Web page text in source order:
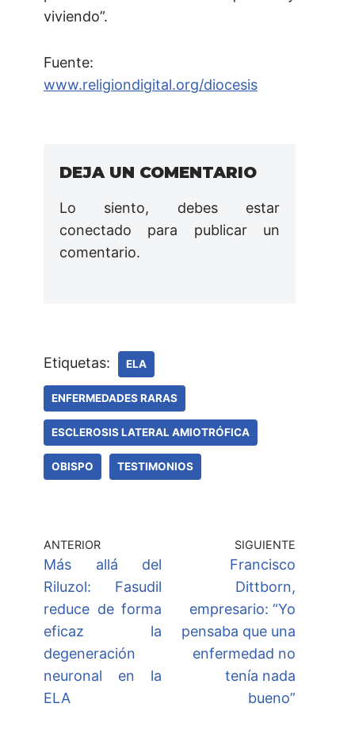
viviendo”.
Fuente:
www.religiondigital.org/diocesis
DEJA UN COMENTARIO
Lo siento, debes estar
conectado para publicar un
comentario.
Etiquetas: ELA
ENFERMEDADES RARAS
ESCLEROSIS LATERAL AMIOTRÓFICA
OBISPO TESTIMONIOS
ANTERIOR
Más allá del
Riluzol: Fasudil
reduce de forma
eficaz la
degeneración
neuronal en la
ELA
SIGUIENTE
Francisco
Dittborn,
empresario: “Yo
pensaba que una
enfermedad no
tenía nada
bueno”